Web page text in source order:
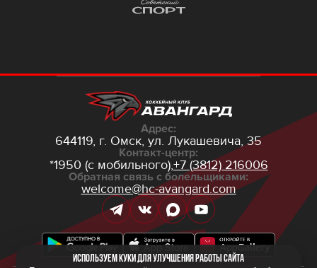
Адрес:
644119, г. Омск, ул. Лукашевича, 35
Контакт-центр:
*1950 (с мобильного),+7 (3812) 216006
Обратная связь с болельщиками:
welcome@hc-avangard.com
Используем куки для улучшения работы сайта